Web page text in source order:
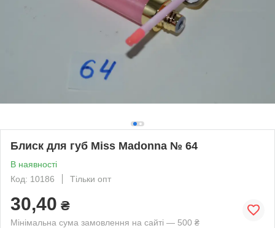
Блиск для губ Miss Madonna № 64
В наявності
Код: 10186
Тільки опт
30,40 ₴
Мінімальна сума замовлення на сайті — 500 ₴